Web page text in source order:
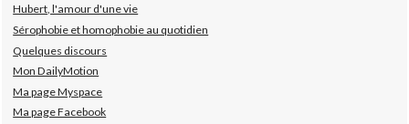
Hubert, l'amour d'une vie
Sérophobie et homophobie au quotidien
Quelques discours
Mon DailyMotion
Ma page Myspace
Ma page Facebook